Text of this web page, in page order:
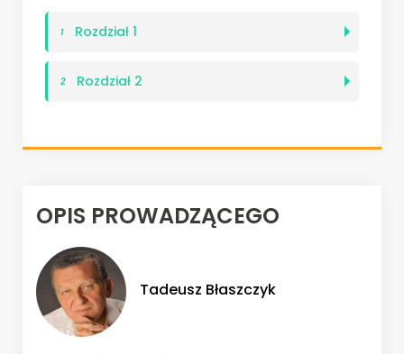
1 Rozdział 1
2 Rozdział 2
OPIS PROWADZĄCEGO
Tadeusz Błaszczyk